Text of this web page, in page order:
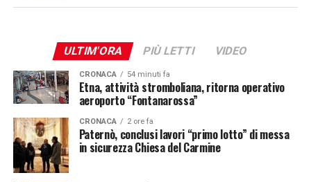
ULTIM'ORA PIÙ LETTI VIDEO
CRONACA 54 minuti fa
Etna, attività stromboliana, ritorna operativo
aeroporto “Fontanarossa”
CRONACA 2 ore fa
Paternò, conclusi lavori “primo lotto” di messa
in sicurezza Chiesa del Carmine